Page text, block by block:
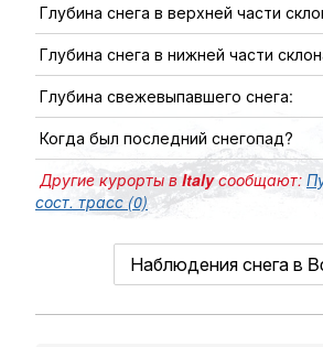
Глубина снега в верхней части
Глубина снега в нижней части
Глубина свежевыпавшего снега:
Когда был последний снегопад?
Другие курорты вItalyсообщают:
сост. трасс (0)
Наблюдения снега в